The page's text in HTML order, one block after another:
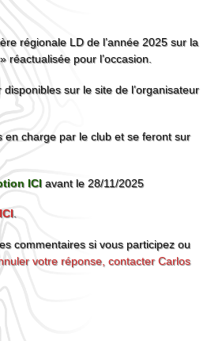
régionale LD de l’année 2025 sur la
réactualisée pour l’occasion.
sur le site de l’organisateur
en charge par le club et se feront sur
ICI avant le 28/11/2025
.
commentaires si vous participez ou
votre réponse, contacter Carlos